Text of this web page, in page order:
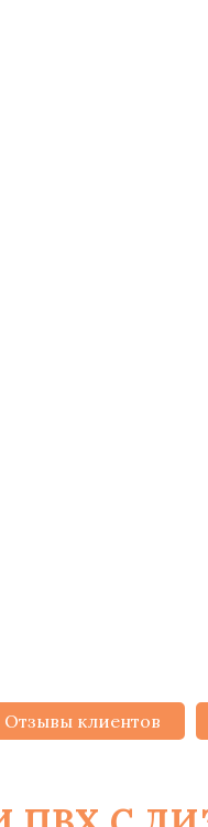
Отзывы клиентов